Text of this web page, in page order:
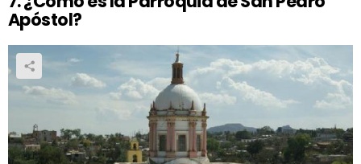
Apóstol?